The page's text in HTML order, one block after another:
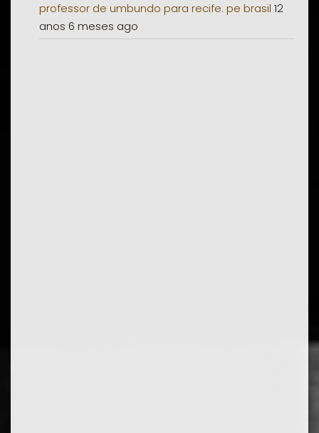
professor de umbundo para recife. pe brasil 12
anos 6 meses ago